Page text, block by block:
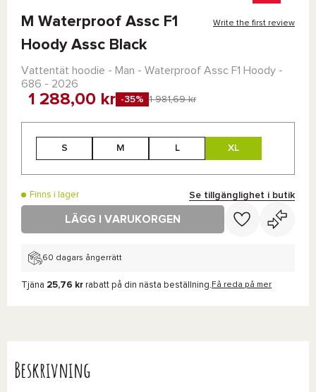
M Waterproof Assc F1
Hoody Assc Black
Write the first review
Vattentät hoodie - Man - Waterproof Assc F1 Hoody -
686 - 2026
1 288,00 kr -35% 1 981,69 kr
S M L XL
Finns i lager Se tillgänglighet i butik
LÄGG I VARUKORGEN
60 dagars ångerrätt
Tjäna 25,76 kr rabatt på din nästa beställning. Få reda på mer
Beskrivning